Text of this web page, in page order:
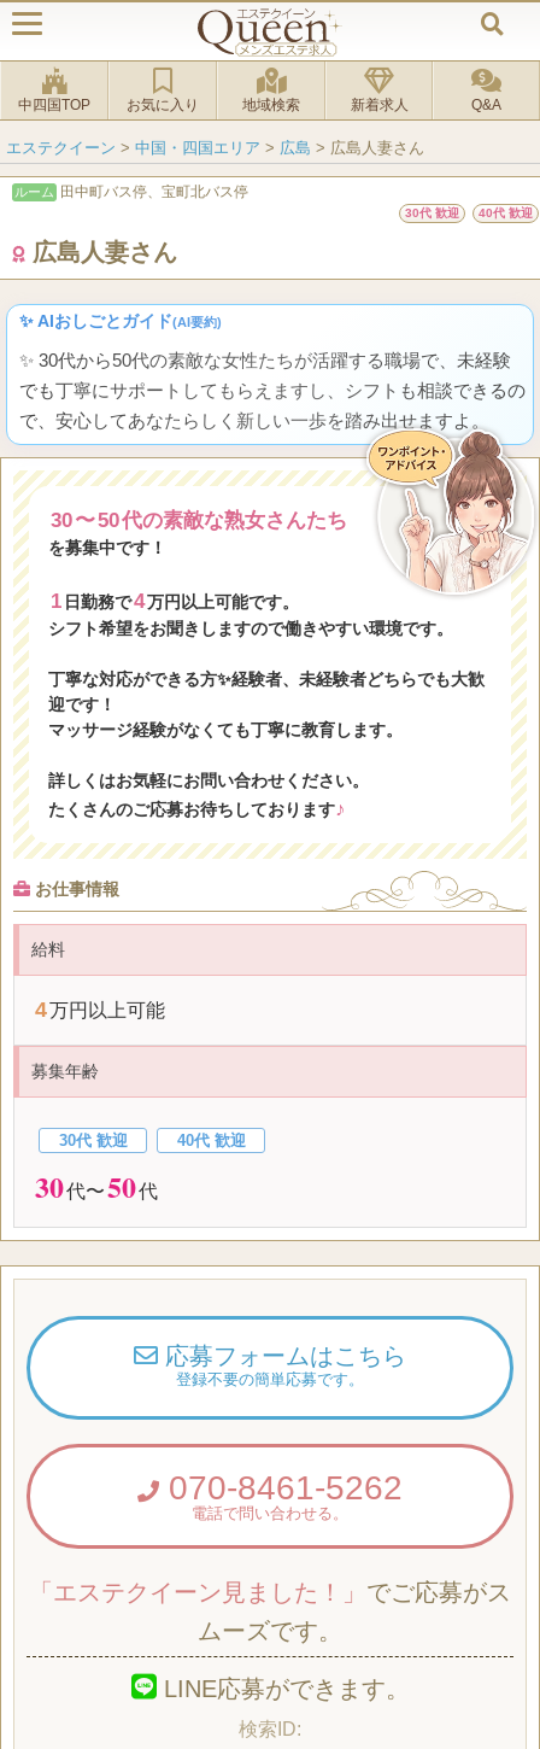
中四国TOP お気に入り 地域検索 新着求人 Q&A
エステクイーン > 中国・四国エリア > 広島 > 広島人妻さん
ルーム 田中町バス停、宝町北バス停
30代 歓迎 40代 歓迎
広島人妻さん
✨ AIおしごとガイド(AI要約)
✨ 30代から50代の素敵な女性たちが活躍する職場で、未経験
でも丁寧にサポートしてもらえますし、シフトも相談できるの
で、安心してあなたらしく新しい一歩を踏み出せますよ。
30〜50代の素敵な熟女さんたち
を募集中です！
1 日勤務で4万円以上可能です。
シフト希望をお聞きしますので働きやすい環境です。
丁寧な対応ができる方✨経験者、未経験者どちらでも大歓
迎です！
マッサージ経験がなくても丁寧に教育します。
詳しくはお気軽にお問い合わせください。
たくさんのご応募お待ちしております♪
お仕事情報
給料
4万円以上可能
募集年齢
30代 歓迎 40代 歓迎
30代〜50代
応募フォームはこちら
登録不要の簡単応募です。
070-8461-5262
電話で問い合わせる。
「エステクイーン見ました！」 でご応募がス
ムーズです。
LINE応募ができます。